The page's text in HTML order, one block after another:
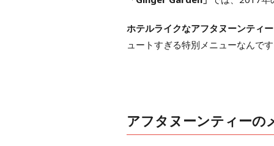
ホテルライクなアフタヌーンティ
ュートすぎる特別メニューなんで
アフタヌーンティーの